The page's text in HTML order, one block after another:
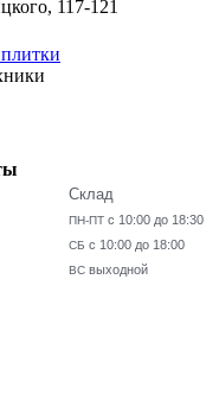
117-121
Склад
ПН-ПТ с 10:00 до 18:30
СБ с 10:00 до 18:00
ВС выходной